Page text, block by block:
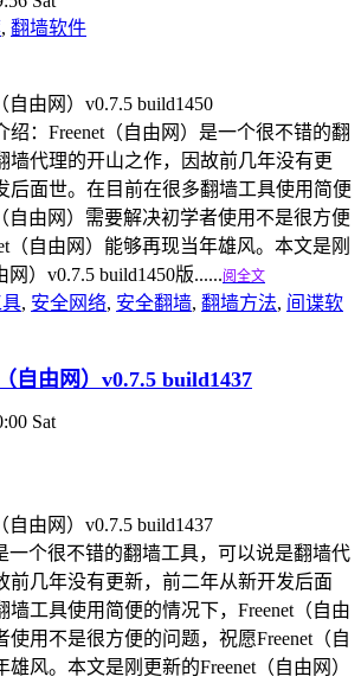
, 翻墙软件
绍：Freenet（自由网）是一个很不错的翻
墙代理的开山之作，因故前几年没有更
后面世。在目前在很多翻墙工具使用简便
自由网）需要解决初学者使用不是很方便
（自由网）能够再现当年雄风。本文是刚
网）v0.7.5 build1450版......阅全文
, 安全网络, 安全翻墙, 翻墙方法, 间谍软
自由网）v0.7.5 build1437
Sat
一个很不错的翻墙工具，可以说是翻墙代
前几年没有更新，前二年从新开发后面
墙工具使用简便的情况下，Freenet（自由
使用不是很方便的问题，祝愿Freenet（自
风。本文是刚更新的Freenet（自由网）